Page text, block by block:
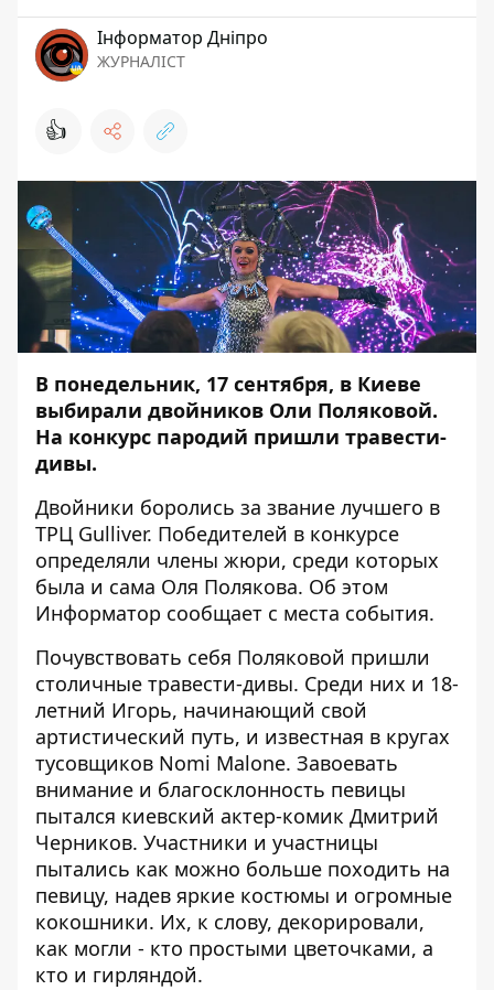
Інформатор Дніпро
ЖУРНАЛІСТ
👍
В понедельник, 17 сентября, в Киеве
выбирали двойников Оли Поляковой.
На конкурс пародий пришли травести-
дивы.
Двойники боролись за звание лучшего в
ТРЦ Gulliver. Победителей в конкурсе
определяли члены жюри, среди которых
была и сама Оля Полякова. Об этом
Информатор сообщает с места события.
Почувствовать себя Поляковой пришли
столичные травести-дивы. Среди них и 18-
летний Игорь, начинающий свой
артистический путь, и известная в кругах
тусовщиков Nomi Malone. Завоевать
внимание и благосклонность певицы
пытался киевский актер-комик Дмитрий
Черников. Участники и участницы
пытались как можно больше походить на
певицу, надев яркие костюмы и огромные
кокошники. Их, к слову, декорировали,
как могли - кто простыми цветочками, а
кто и гирляндой.